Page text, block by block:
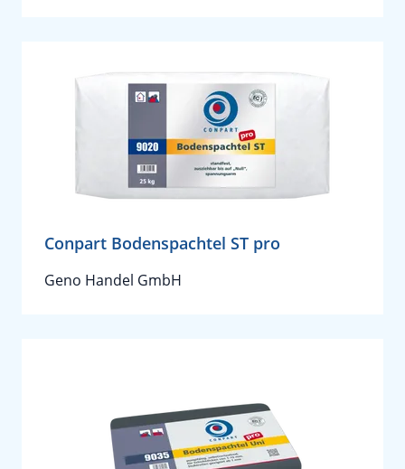
Conpart Bodenspachtel ST pro
Geno Handel GmbH